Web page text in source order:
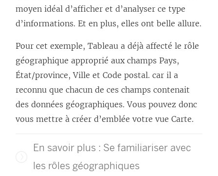
moyen idéal d’afficher et d’analyser ce type
d’informations. Et en plus, elles ont belle allure.
Pour cet exemple, Tableau a déjà affecté le rôle
géographique approprié aux champs Pays,
État/province, Ville et Code postal. car il a
reconnu que chacun de ces champs contenait
des données géographiques. Vous pouvez donc
vous mettre à créer d’emblée votre vue Carte.
En savoir plus : Se familiariser avec
les rôles géographiques